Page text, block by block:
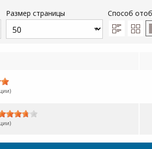
Размер страницы Способ